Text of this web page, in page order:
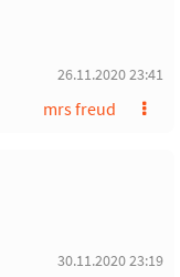
26.11.2020 23:41
mrs freud
30.11.2020 23:19